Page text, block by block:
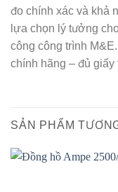
đo chính xác và khả
lựa chọn lý tưởng
công công trình
chính hãng – đủ giấy
SẢN PHẨM